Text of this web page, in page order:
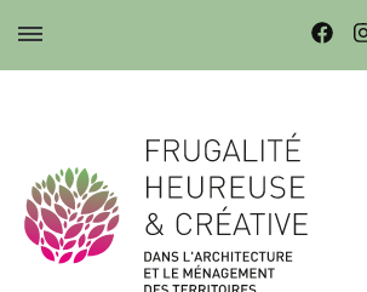
Frugalité dans l'architecture et le ménagement des territoires